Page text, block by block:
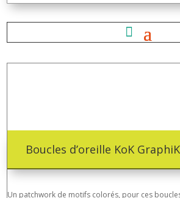
Boucles d’oreille KoK GraphiK
Un patchwork de motifs colorés, pour ces